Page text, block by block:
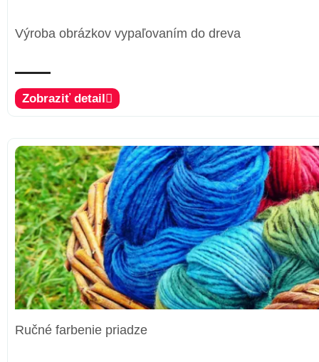
Výroba obrázkov vypaľovaním do dreva
Zobraziť detail
Ručné farbenie priadze